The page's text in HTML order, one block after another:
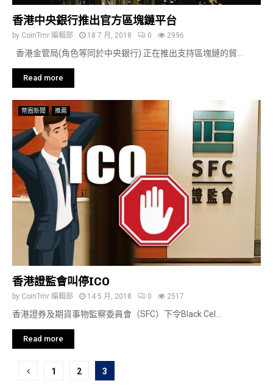
香港中央銀行推出官方區塊鏈平台
by CoinTmr 編輯部 18 7 月, 2018 0 2996
香港金管局(角色等同於中央銀行) 正在推出支持區塊鏈的貿...
Read more
幣圈新聞 推薦
香港證監會叫停ICO
by CoinTmr 編輯部 14 5 月, 2018 0 2517
香港證券及期貨事物監察委員會（SFC）下令Black Cel...
Read more
文
1 2 3